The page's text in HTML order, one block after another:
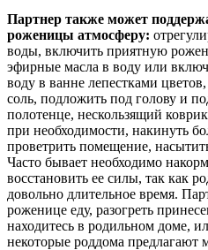
Партнер также может
роженицы атмосферу:
воды, включить приятную
эфирные масла в воду или
воду в ванне лепестками
соль, подложить под голову и
полотенце, нескользящий
при необходимости, накинуть
проветрить помещение,
Часто бывает необходимо
восстановить ее силы, так как
довольно длительное время.
роженице еду, разогреть
находитесь в родильном доме,
некоторые роддома предлагают